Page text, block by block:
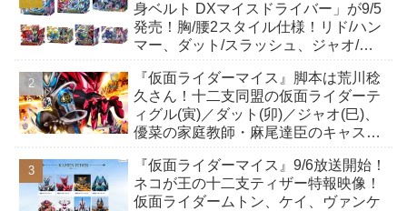
身ベルト DXマイスドライバー」が9/5
発売！胸/腰2スタイル仕様！リド/ハン
マー、ダット/スラッシュ、ジャオ/バ
も！
『仮面ライダーマイス』脚本は荒川稔
久さん！十二支同盟の仮面ライダーテ
ィグル(寅)／ダット(卯)／ジャオ(巳)、
優菜の家庭教師・麻尾達臣のキャスト
んも変身！
『仮面ライダーマイス』9/6放送開始！
ネコが王の十二支ティザー特報映像！
仮面ライダームトン、ケイ、ヴァンケ